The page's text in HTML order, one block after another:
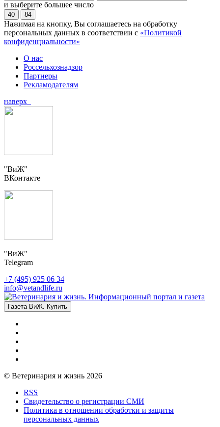
и выберите большее число
40 84
Нажимая на кнопку, Вы соглашаетесь на обработку
персональных данных в соответствии с «Политикой
конфиденциальности»
О нас
Россельхознадзор
Партнеры
Рекламодателям
наверх
"ВиЖ"
ВКонтакте
"ВиЖ"
Telegram
+7 (495) 925 06 34
info@vetandlife.ru
Газета ВиЖ. Купить
© Ветеринария и жизнь 2026
RSS
Свидетельство о регистрации СМИ
Политика в отношении обработки и защиты
персональных данных